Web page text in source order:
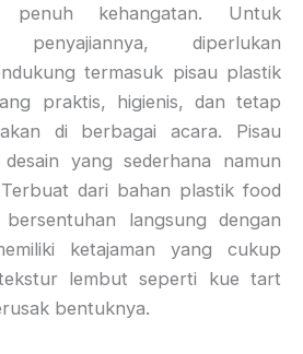
penuh kehangatan. Untuk
penyajiannya, diperlukan
termasuk pisau plastik
praktis, higienis, dan tetap
di berbagai acara. Pisau
yang sederhana namun
dari bahan plastik food
langsung dengan
ketajaman yang cukup
lembut seperti kue tart
bentuknya.